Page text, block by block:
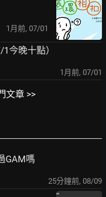
1月前, 07/01
今晚十點）
1月前, 07/01
文章 >>
GAM嗎
25分鐘前, 08/09